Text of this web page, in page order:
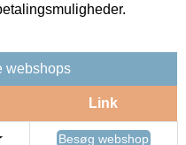
webshops
Link
Besøg webshop